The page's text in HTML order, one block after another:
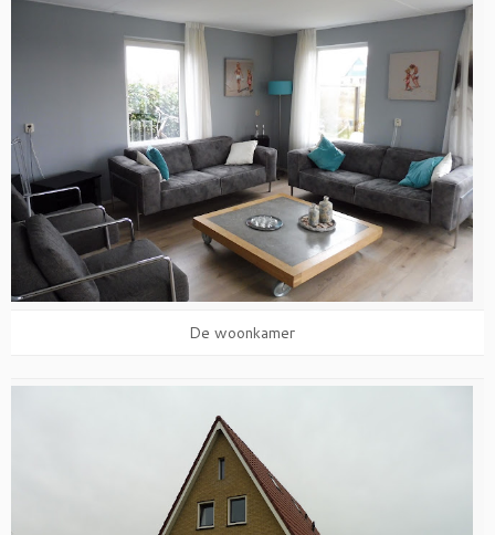
De woonkamer